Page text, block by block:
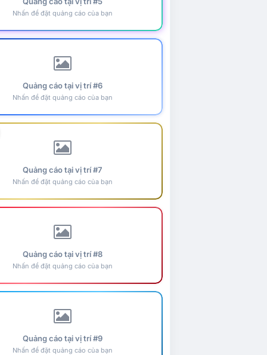
Nhấn để đặt quảng cáo của bạn
Quảng cáo tại vị trí #6
Nhấn để đặt quảng cáo của bạn
Quảng cáo tại vị trí #7
Nhấn để đặt quảng cáo của bạn
Quảng cáo tại vị trí #8
Nhấn để đặt quảng cáo của bạn
Quảng cáo tại vị trí #9
Nhấn để đặt quảng cáo của bạn